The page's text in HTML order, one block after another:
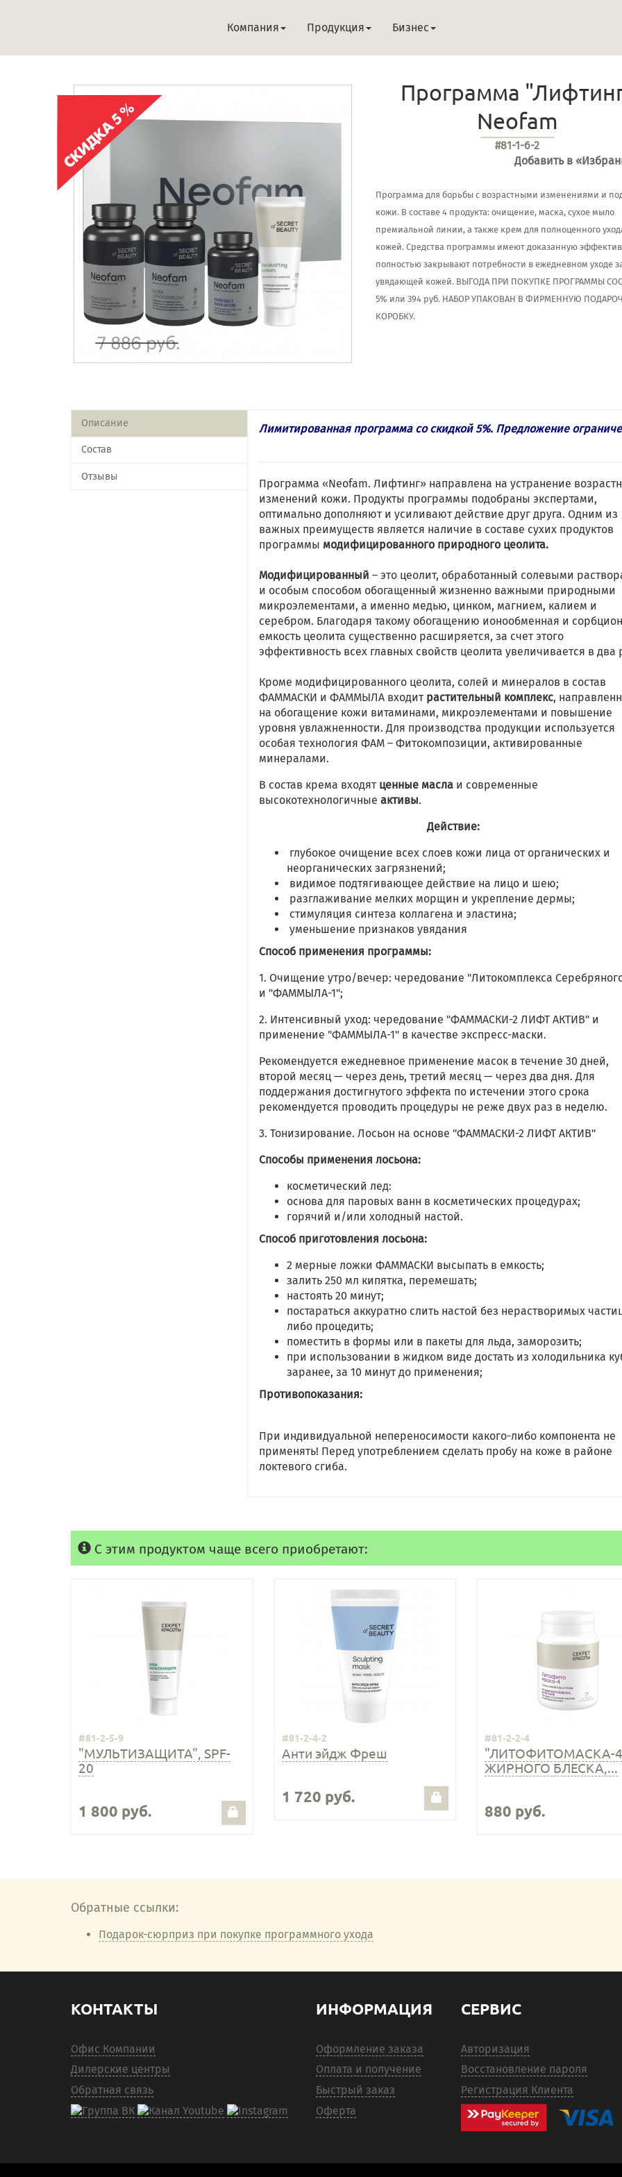
Компания Продукция Бизнес
Программа
Neofam
#81-1-6-2
Добавить в
Программа для борьбы с возрастными изменениями и
кожи. В составе 4 продукта: очищение, маска, сухое мыло
премиальной линии, а также крем для полноценного
кожей. Средства программы имеют доказанную
полностью закрывают потребности в ежедневном уходе
увядающей кожей. ВЫГОДА ПРИ ПОКУПКЕ ПРОГРАММЫ
5% или 394 руб. НАБОР УПАКОВАН В ФИРМЕННУЮ
КОРОБКУ.
Описание
Состав
Отзывы
Лимитированная программа со скидкой 5%. Предложение
Программа «Neofam. Лифтинг» направлена на устранение
изменений кожи. Продукты программы подобраны экспертами,
оптимально дополняют и усиливают действие друг друга. Одним из
важных преимуществ является наличие в составе сухих продуктов
программы модифицированного природного цеолита.
Модифицированный – это цеолит, обработанный солевыми
и особым способом обогащенный жизненно важными природными
микроэлементами, а именно медью, цинком, магнием, калием и
серебром. Благодаря такому обогащению ионообменная и
емкость цеолита существенно расширяется, за счет этого
эффективность всех главных свойств цеолита увеличивается в два
Кроме модифицированного цеолита, солей и минералов в состав
ФАММАСКИ и ФАММЫЛА входит растительный комплекс,
на обогащение кожи витаминами, микроэлементами и повышение
уровня увлажненности. Для производства продукции используется
особая технология ФАМ – Фитокомпозиции, активированные
минералами.
В состав крема входят ценные масла и современные
высокотехнологичныеактивы.
Действие:
глубокое очищение всех слоев кожи лица от органических и
неорганических загрязнений;
видимое подтягивающее действие на лицо и шею;
разглаживание мелких морщин и укрепление дермы;
стимуляция синтеза коллагена и эластина;
уменьшение признаков увядания
Способ применения программы:
1. Очищение утро/вечер: чередование "Литокомплекса
и "ФАММЫЛА-1";
2. Интенсивный уход: чередование "ФАММАСКИ-2 ЛИФТ АКТИВ" и
применение "ФАММЫЛА-1" в качестве экспресс-маски.
Рекомендуется ежедневное применение масок в течение 30 дней,
второй месяц — через день, третий месяц — через два дня. Для
поддержания достигнутого эффекта по истечении этого срока
рекомендуется проводить процедуры не реже двух раз в неделю.
3. Тонизирование. Лосьон на основе "ФАММАСКИ-2 ЛИФТ АКТИВ"
Способы применения лосьона:
косметический лед:
основа для паровых ванн в косметических процедурах;
горячий и/или холодный настой.
Способ приготовления лосьона:
2 мерные ложки ФАММАСКИ высыпать в емкость;
залить 250 мл кипятка, перемешать;
настоять 20 минут;
постараться аккуратно слить настой без нерастворимых
либо процедить;
поместить в формы или в пакеты для льда, заморозить;
при использовании в жидком виде достать из холодильника
заранее, за 10 минут до применения;
Противопоказания:
При индивидуальной непереносимости какого-либо компонента не
применять! Перед употреблением сделать пробу на коже в районе
локтевого сгиба.
С этим продуктом чаще всего приобретают:
#81-2-5-9
"МУЛЬТИЗАЩИТА", SPF-
20
1 800 руб.
#81-2-4-2
Анти эйдж Фреш
1 720 руб.
#81-2-2-4
"ЛИТОФИТОМАСКА-
ЖИРНОГО БЛЕСКА,...
880 руб.
Обратные ссылки:
Подарок-сюрприз при покупке программного ухода
КОНТАКТЫ
Офис Компании
Дилерские центры
Обратная связь
ИНФОРМАЦИЯ
Оформление заказа
Оплата и получение
Быстрый заказ
Оферта
СЕРВИС
Авторизация
Восстановление пароля
Регистрация Клиента